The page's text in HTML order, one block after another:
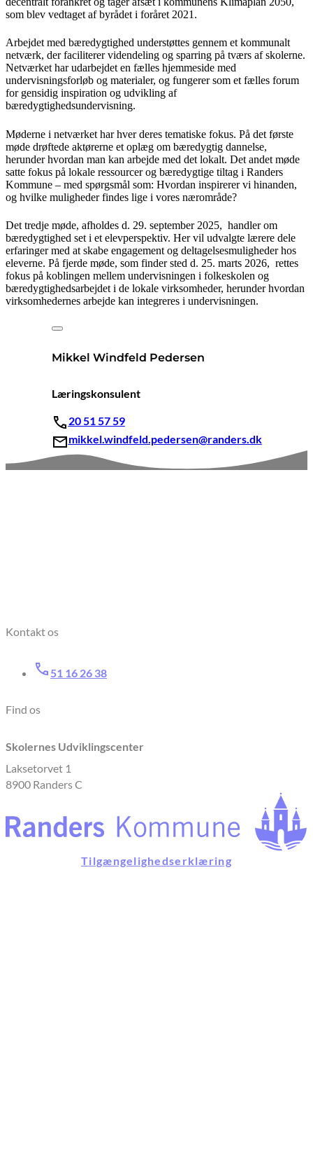
som blev vedtaget af byrådet i foråret 2021.
Arbejdet med bæredygtighed understøttes gennem et kommunalt
netværk, der faciliterer videndeling og sparring på tværs af skolerne.
Netværket har udarbejdet en fælles hjemmeside med
undervisningsforløb og materialer, og fungerer som et fælles forum
for gensidig inspiration og udvikling af
bæredygtighedsundervisning.
Møderne i netværket har hver deres tematiske fokus. På det første
møde drøftede aktørerne et oplæg om bæredygtig dannelse,
herunder hvordan man kan arbejde med det lokalt. Det andet møde
satte fokus på lokale ressourcer og bæredygtige tiltag i Randers
Kommune – med spørgsmål som: Hvordan inspirerer vi hinanden,
og hvilke muligheder findes lige i vores nærområde?
Det tredje møde, afholdes d. 29. september 2025, handler om
bæredygtighed set i et elevperspektiv. Her vil udvalgte lærere dele
erfaringer med at skabe engagement og deltagelsesmuligheder hos
eleverne. På fjerde møde, som finder sted d. 25. marts 2026, rettes
fokus på koblingen mellem undervisningen i folkeskolen og
bæredygtighedsarbejdet i de lokale virksomheder, herunder hvordan
virksomhedernes arbejde kan integreres i undervisningen.
Mikkel Windfeld Pedersen
Læringskonsulent
20 51 57 59
mikkel.windfeld.pedersen@randers.dk
Kontakt os
51 16 26 38
Find os
Skolernes Udviklingscenter
Laksetorvet 1
8900 Randers C
Tilgængelighedserklæring